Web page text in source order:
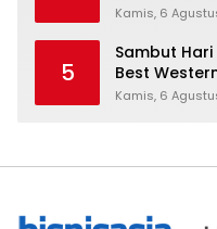
Kamis, 6
5
Sambut
Best
Stay Diskon
Kamis, 6